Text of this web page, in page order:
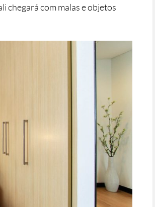
chegará com malas e objetos